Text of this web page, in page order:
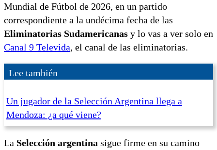
Mundial de Fútbol de 2026, en un partido
correspondiente a la undécima fecha de las
Eliminatorias Sudamericanas y lo vas a ver solo en
Canal 9 Televida, el canal de las eliminatorias.
Lee también
Un jugador de la Selección Argentina llega a
Mendoza: ¿a qué viene?
La Selección argentina sigue firme en su camino